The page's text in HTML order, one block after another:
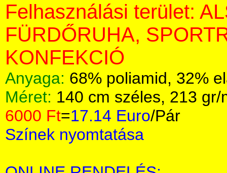
Felhasználási terület:
FÜRDŐRUHA,
KONFEKCIÓ
Anyaga: 68% poliamid, 32%
Méret: 140 cm széles, 213 gr/
6000 Ft=17.14 Euro/Pár
Színek nyomtatása